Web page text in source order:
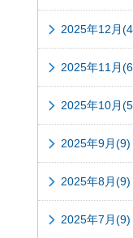
2025年12月
2025年11月
2025年10月
2025年9月(9)
2025年8月(9)
2025年7月(9)